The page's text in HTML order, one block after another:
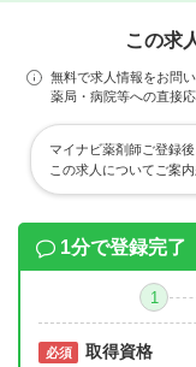
この求
無料で求人情報をお問
薬局・病院等への直接
マイナビ薬剤師ご登録
この求人についてご案内
1分で登録完了
1
必須 取得資格